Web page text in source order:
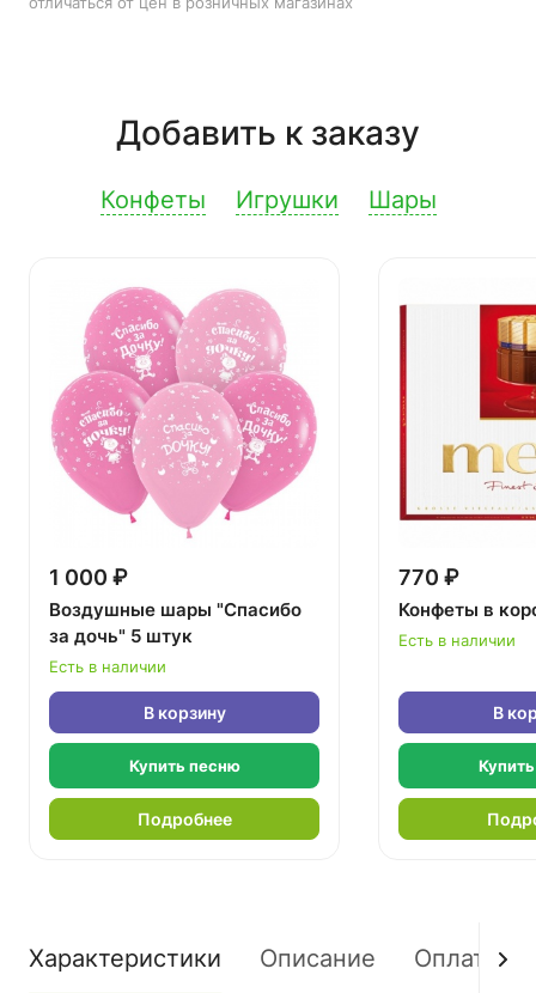
Добавить к заказу
Конфеты Игрушки Шары
1 000 ₽
Воздушные шары "Спасибо
за дочь" 5 штук
Есть в наличии
В корзину
Купить песню
Подробнее
770 ₽
Конфеты в
Есть в наличии
В
Характеристики Описание Оплата